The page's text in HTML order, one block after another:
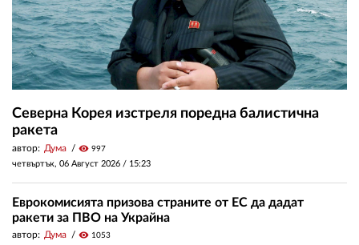
Северна Корея изстреля поредна балистична
ракета
автор: Дума visibility 997
четвъртък, 06 Август 2026 / 15:23
Еврокомисията призова страните от ЕС да дадат
ракети за ПВО на Украйна
автор: Дума visibility 1053